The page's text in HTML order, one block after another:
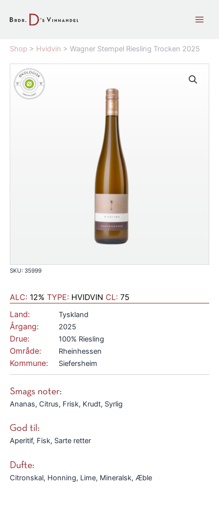
Shop > Hvidvin > Wagner Stempel Riesling Trocken 2025
SKU: 35999
ALC: 12% TYPE: HVIDVIN CL: 75
Land:
Tyskland
Årgang: 2025
Drue: 100% Riesling
Område: Rheinhessen
Kommune: Siefersheim
Smags noter:
Ananas, Citrus, Frisk, Krudt, Syrlig
God til:
Aperitif, Fisk, Sarte retter
Dufte:
Citronskal, Honning, Lime, Mineralsk, Æble